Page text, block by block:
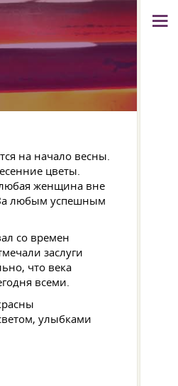
на начало весны.
цветы.
женщина вне
За любым успешным
со времен
заслуги
что века
всеми.
улыбками